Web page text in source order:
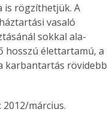
is rögzíthetjük. A
vasaló
sokkal ala­
hosszú élettartamú, a
karbantartás rövidebb
március.